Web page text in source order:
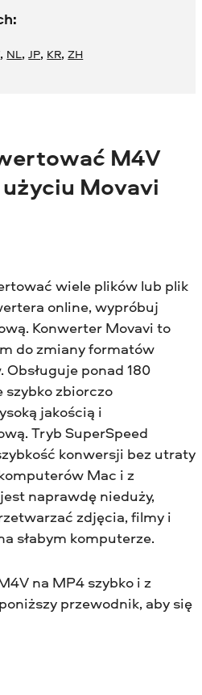
, NL,JP, KR,ZH
M4V
Movavi
wiele plików lub plik
online, wypróbuj
Konwerter Movavi to
do zmiany formatów
ponad 180
zbiorczo
jakością i
Tryb SuperSpeed
konwersji bez utraty
Mac i z
naprawdę nieduży,
zdjęcia, filmy i
słabym komputerze.
na MP4 szybko i z
przewodnik, aby się